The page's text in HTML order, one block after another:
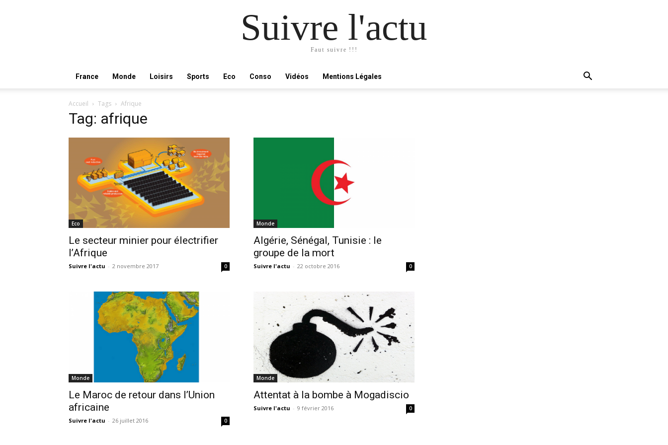
Suivre l'actu
Faut suivre !!!
France Monde Loisirs Sports Eco Conso Vidéos Mentions Légales
Accueil Tags Afrique
Tag: afrique
Eco
Le secteur minier pour électrifier
l’Afrique
Suivre l'actu - 2 novembre 2017 0
Monde
Algérie, Sénégal, Tunisie : le
groupe de la mort
Suivre l'actu - 22 octobre 2016 0
Monde
Le Maroc de retour dans l’Union
africaine
Suivre l'actu - 26 juillet 2016 0
Monde
Attentat à la bombe à Mogadiscio
Suivre l'actu - 9 février 2016 0